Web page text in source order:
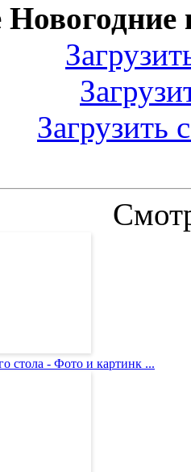
Загрузить
стола - Фото и картинк ...